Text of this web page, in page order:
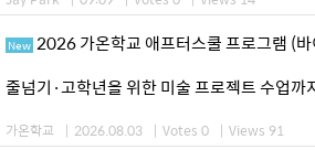
New 2026 가온학교 애프터스쿨 프로그램 (
줄넘기·고학년을 위한 미술 프로젝트 수업까
가온학교 | 2026.08.03 | Votes 0 | Views 91